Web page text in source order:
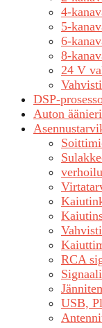
4-
5-
6-
8-
24 V
DSP-
Auton
RCA
USB,